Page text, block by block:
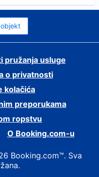
pružanja usluge
o privatnosti
kolačića
preporukama
ropstvu
O Booking.com-u
Booking.com™. Sva